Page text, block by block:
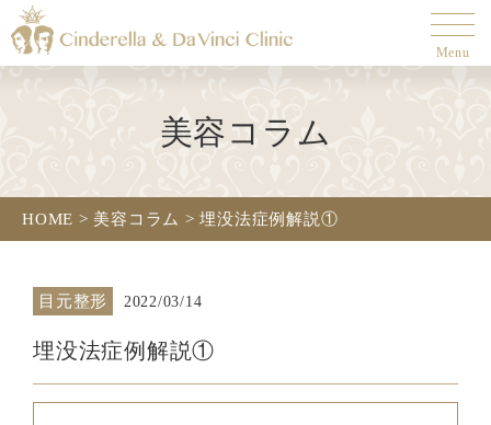
Menu
美容コラム
HOME > 美容コラム >埋没法症例解説①
目元整形 2022/03/14
埋没法症例解説①